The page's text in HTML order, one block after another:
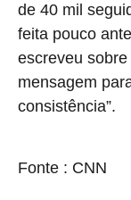
de 40 mil
feita pouco
escreveu
mensagem
consistência”.
Fonte : CNN